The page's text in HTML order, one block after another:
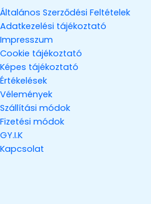
Általános Szerződési Feltételek
Adatkezelési tájékoztató
Impresszum
Cookie tájékoztató
Képes tájékoztató
Értékelések
Vélemények
Szállítási módok
Fizetési módok
GY.I.K
Kapcsolat